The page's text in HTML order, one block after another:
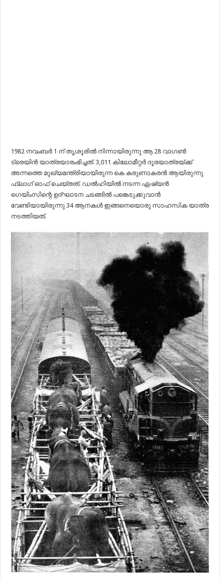
1982 നവംബർ 1 ന് തൃശൂരിൽ നിന്നായിരുന്നു ആ 28 വാഗൺ
ട്രെയിൻ യാത്രയാരംഭിച്ചത്‌. 3,011 കിലോമീറ്റർ ദൂരയാത്രയ്‌ക്ക്‌
അന്നത്തെ മുഖ്യമന്ത്രിയായിരുന്ന കെ കരുണാകരൻ ആയിരുന്നു
ഫ്ലാഗ് ഓഫ് ചെയ്തത്‌. ഡൽഹിയിൽ നടന്ന ഏഷ്യൻ
ഗെയിംസിന്റെ ഉദ്ഘാടന ചടങ്ങിൽ പങ്കെടുക്കുവാൻ
വേണ്ടിയായിരുന്നു‌ 34 ആനകൾ ഇങ്ങനെയൊരു സാഹസിക യാത്ര
നടത്തിയത്‌.